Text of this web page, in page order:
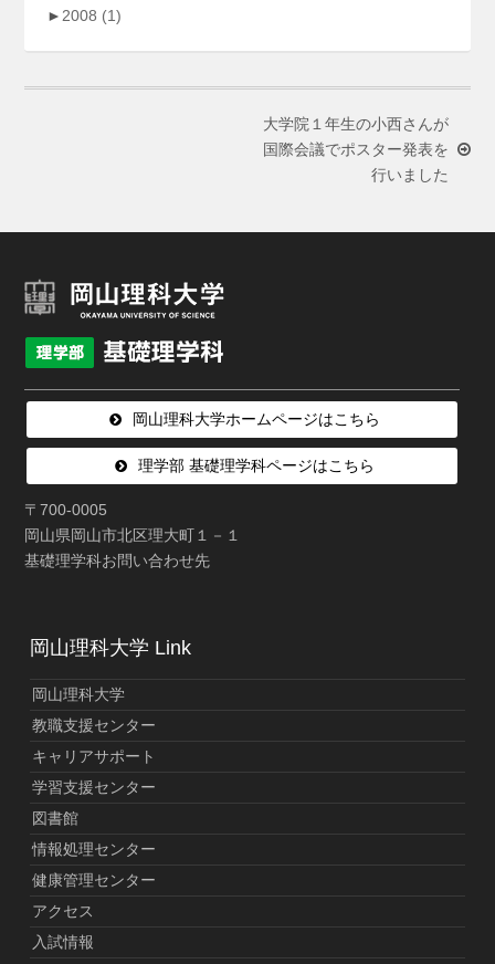
► 2008 (1)
大学院１年生の小西さんが
国際会議でポスター発表を
行いました
岡山理科大学ホームページはこちら
理学部 基礎理学科ページはこちら
〒700-0005
岡山県岡山市北区理大町１－１
基礎理学科お問い合わせ先
岡山理科大学 Link
岡山理科大学
教職支援センター
キャリアサポート
学習支援センター
図書館
情報処理センター
健康管理センター
アクセス
入試情報